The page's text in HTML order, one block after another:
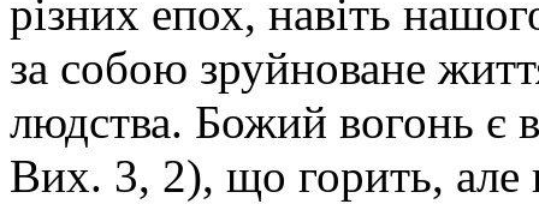
різних епох, навіть
за собою зруйноване
людства. Божий вогонь є
Вих. 3, 2), що горить,